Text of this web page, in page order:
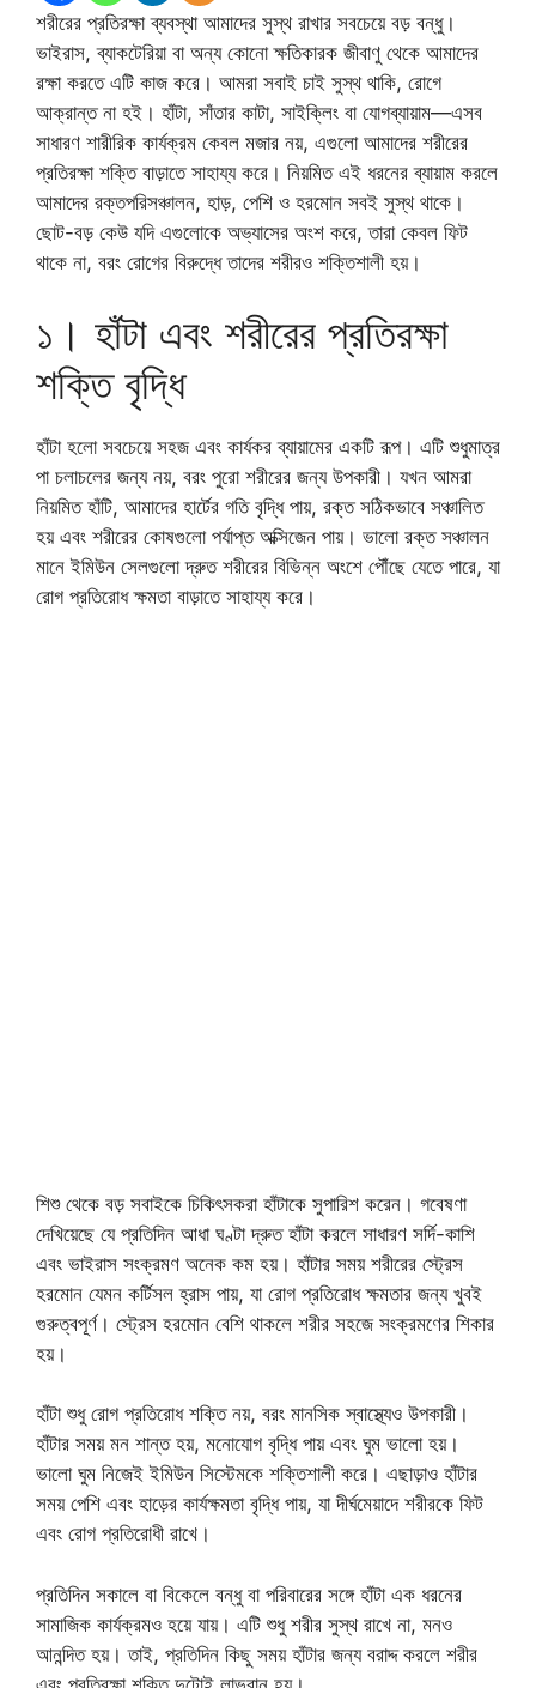
শরীরের প্রতিরক্ষা ব্যবস্থা আমাদের সুস্থ রাখার সবচেয়ে বড় বন্ধু।
ভাইরাস, ব্যাকটেরিয়া বা অন্য কোনো ক্ষতিকারক জীবাণু থেকে আমাদের
রক্ষা করতে এটি কাজ করে। আমরা সবাই চাই সুস্থ থাকি, রোগে
আক্রান্ত না হই। হাঁটা, সাঁতার কাটা, সাইক্লিং বা যোগব্যায়াম—এসব
সাধারণ শারীরিক কার্যক্রম কেবল মজার নয়, এগুলো আমাদের শরীরের
প্রতিরক্ষা শক্তি বাড়াতে সাহায্য করে। নিয়মিত এই ধরনের ব্যায়াম করলে
আমাদের রক্তপরিসঞ্চালন, হাড়, পেশি ও হরমোন সবই সুস্থ থাকে।
ছোট-বড় কেউ যদি এগুলোকে অভ্যাসের অংশ করে, তারা কেবল ফিট
থাকে না, বরং রোগের বিরুদ্ধে তাদের শরীরও শক্তিশালী হয়।
১। হাঁটা এবং শরীরের প্রতিরক্ষা
শক্তি বৃদ্ধি
হাঁটা হলো সবচেয়ে সহজ এবং কার্যকর ব্যায়ামের একটি রূপ। এটি শুধুমাত্র
পা চলাচলের জন্য নয়, বরং পুরো শরীরের জন্য উপকারী। যখন আমরা
নিয়মিত হাঁটি, আমাদের হার্টের গতি বৃদ্ধি পায়, রক্ত সঠিকভাবে সঞ্চালিত
হয় এবং শরীরের কোষগুলো পর্যাপ্ত অক্সিজেন পায়। ভালো রক্ত সঞ্চালন
মানে ইমিউন সেলগুলো দ্রুত শরীরের বিভিন্ন অংশে পৌঁছে যেতে পারে, যা
রোগ প্রতিরোধ ক্ষমতা বাড়াতে সাহায্য করে।
শিশু থেকে বড় সবাইকে চিকিৎসকরা হাঁটাকে সুপারিশ করেন। গবেষণা
দেখিয়েছে যে প্রতিদিন আধা ঘণ্টা দ্রুত হাঁটা করলে সাধারণ সর্দি-কাশি
এবং ভাইরাস সংক্রমণ অনেক কম হয়। হাঁটার সময় শরীরের স্ট্রেস
হরমোন যেমন কর্টিসল হ্রাস পায়, যা রোগ প্রতিরোধ ক্ষমতার জন্য খুবই
গুরুত্বপূর্ণ। স্ট্রেস হরমোন বেশি থাকলে শরীর সহজে সংক্রমণের শিকার
হয়।
হাঁটা শুধু রোগ প্রতিরোধ শক্তি নয়, বরং মানসিক স্বাস্থ্যেও উপকারী।
হাঁটার সময় মন শান্ত হয়, মনোযোগ বৃদ্ধি পায় এবং ঘুম ভালো হয়।
ভালো ঘুম নিজেই ইমিউন সিস্টেমকে শক্তিশালী করে। এছাড়াও হাঁটার
সময় পেশি এবং হাড়ের কার্যক্ষমতা বৃদ্ধি পায়, যা দীর্ঘমেয়াদে শরীরকে ফিট
এবং রোগ প্রতিরোধী রাখে।
প্রতিদিন সকালে বা বিকেলে বন্ধু বা পরিবারের সঙ্গে হাঁটা এক ধরনের
সামাজিক কার্যক্রমও হয়ে যায়। এটি শুধু শরীর সুস্থ রাখে না, মনও
আনন্দিত হয়। তাই, প্রতিদিন কিছু সময় হাঁটার জন্য বরাদ্দ করলে শরীর